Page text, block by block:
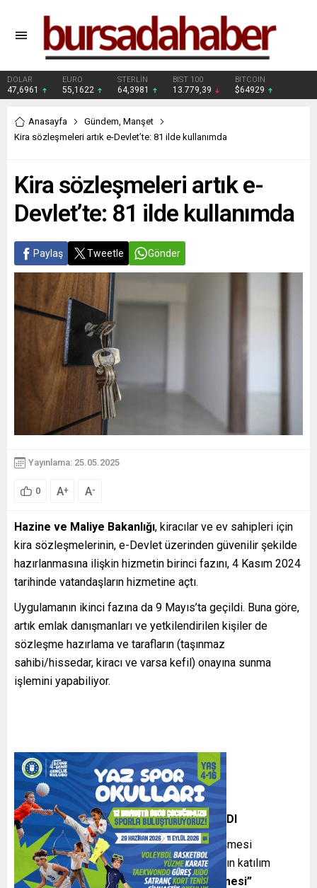
DOLAR
47,6961
EURO
55,1622
STERLİN
64,3981
BIST 100
13.779,39
BITCOIN
$64929
Anasayfa Gündem, Manşet
Kira sözleşmeleri artık e-Devlet’te: 81 ilde kullanımda
Kira sözleşmeleri artık e-
Devlet’te: 81 ilde kullanımda
Paylaş Tweetle Gönder
Yayınlama: 25.05.2025
0 A+ A-
Hazine ve Maliye Bakanlığı, kiracılar ve ev sahipleri için
kira sözleşmelerinin, e-Devlet üzerinden güvenilir şekilde
hazırlanmasına ilişkin hizmetin birinci fazını, 4 Kasım 2024
tarihinde vatandaşların hizmetine açtı.
Uygulamanın ikinci fazına da 9 Mayıs’ta geçildi. Buna göre,
artık emlak danışmanları ve yetkilendirilen kişiler de
sözleşme hazırlama ve tarafların (taşınmaz
sahibi/hissedar, kiracı ve varsa kefil) onayına sunma
işlemini yapabiliyor.
20 BİN 979 KİRA SÖZLEŞMESİ ONAYLANDI
Hizmet kapsamında, 20 bin 979 kira sözleşmesi
onaylandı. Uygulamaya ülke genelinde yaygın katılım
olurken, 81 ilin tamamında“e-Kira Sözleşmesi”